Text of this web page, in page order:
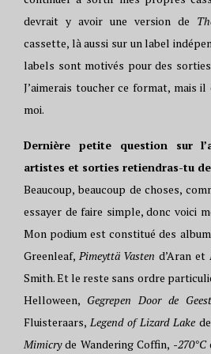
devrait y avoir une version de
cassette, là aussi sur un label
labels sont motivés pour des
J’aimerais toucher ce format, mais
moi.
Dernière petite question sur
artistes et sorties retiendras-tu de
Beaucoup, beaucoup de choses,
essayer de faire simple, donc voici
Mon podium est constitué des
Greenleaf, Pimeyttä Vasten d’Aran et
Smith. Et le reste sans ordre
Helloween, Gegrepen Door de
Fluisteraars, Legend of Lizard Lake
Mimicryde Wandering Coffin, -270°C